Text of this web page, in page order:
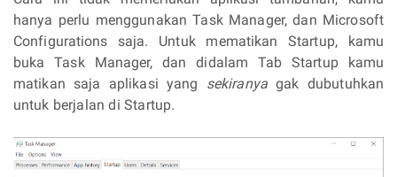
hanya perlu menggunakan Task Manager, dan Microsoft
Configurations saja. Untuk mematikan Startup, kamu
buka Task Manager, dan didalam Tab Startup kamu
matikan saja aplikasi yang sekiranyagak dubutuhkan
untuk berjalan di Startup.